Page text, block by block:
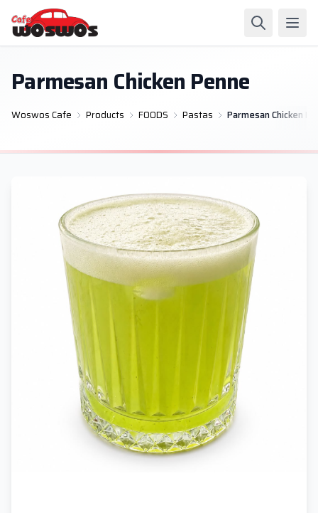
Parmesan Chicken Penne
Woswos Cafe Products FOODS Pastas Parmesan Chicken